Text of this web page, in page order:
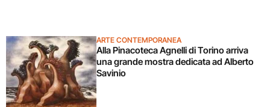
ARTE CONTEMPORANEA
Alla Pinacoteca Agnelli di Torino arriva
una grande mostra dedicata ad Alberto
Savinio